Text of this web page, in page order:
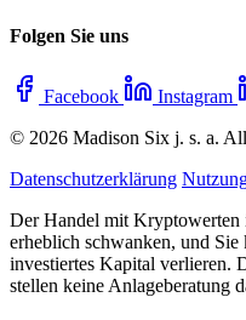
Folgen Sie uns
Facebook Instagram
© 2026 Madison Six j. s. a.
Datenschutzerklärung
Der Handel mit Kryptowerten
erheblich schwanken, und Sie
investiertes Kapital verlieren.
stellen keine Anlageberatung